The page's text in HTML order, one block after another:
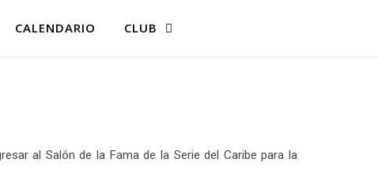
CALENDARIO CLUB
al Salón de la Fama de la Serie del Caribe para la